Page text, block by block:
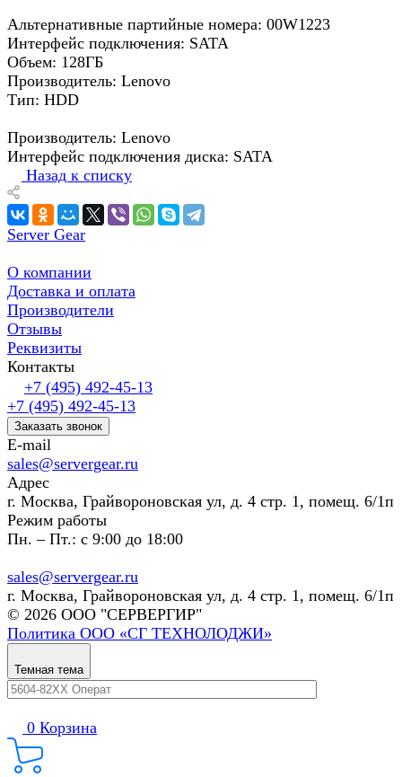
Альтернативные партийные номера: 00W1223
Интерфейс подключения: SATA
Объем: 128ГБ
Производитель: Lenovo
Тип: HDD
Производитель: Lenovo
Интерфейс подключения диска: SATA
Назад к списку
Server Gear
О компании
Доставка и оплата
Производители
Отзывы
Реквизиты
Контакты
+7 (495) 492-45-13
+7 (495) 492-45-13
Заказать звонок
E-mail
sales@servergear.ru
Адрес
г. Москва, Грайвороновская ул, д. 4 стр. 1, помещ. 6/1п
Режим работы
Пн. – Пт.: с 9:00 до 18:00
sales@servergear.ru
г. Москва, Грайвороновская ул, д. 4 стр. 1, помещ. 6/1п
© 2026 ООО "СЕРВЕРГИР"
Политика ООО «СГ ТЕХНОЛОДЖИ»
Темная тема
0 Корзина